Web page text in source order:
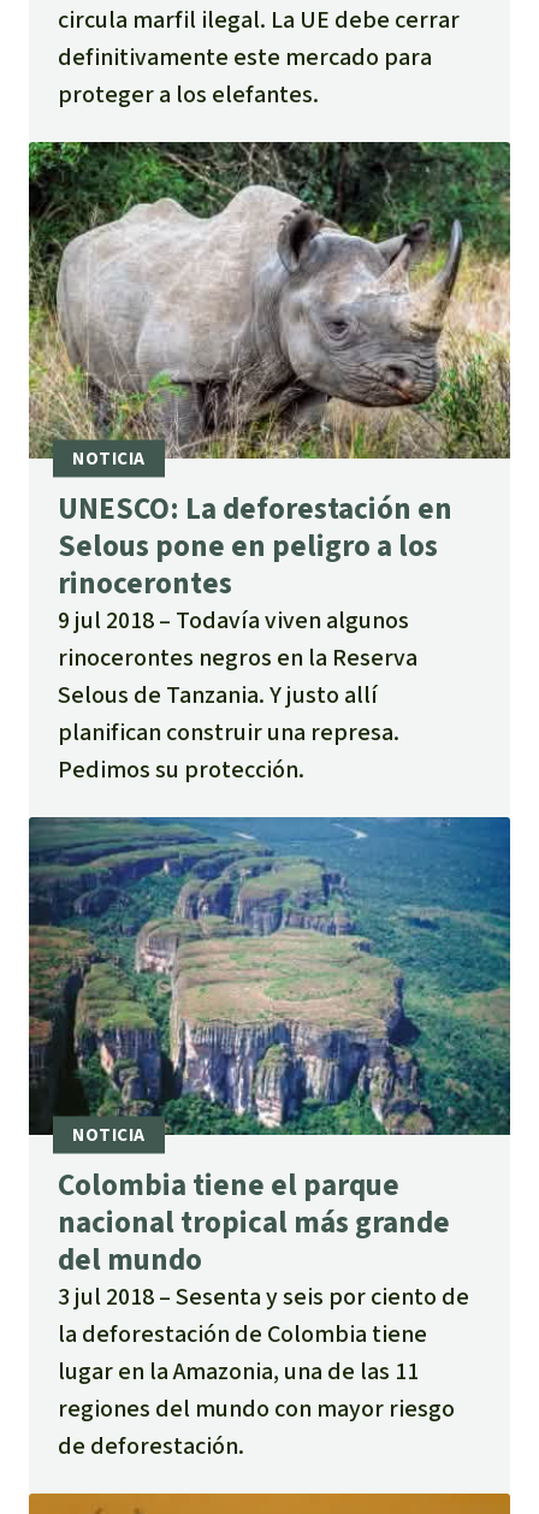
circula marfil ilegal. La UE debe cerrar
definitivamente este mercado para
proteger a los elefantes.
UNESCO: La deforestación en
Selous pone en peligro a los
rinocerontes
9 jul 2018
Todavía viven algunos
rinocerontes negros en la Reserva
Selous de Tanzania. Y justo allí
planifican construir una represa.
Pedimos su protección.
Colombia tiene el parque
nacional tropical más grande
del mundo
3 jul 2018
Sesenta y seis por ciento de
la deforestación de Colombia tiene
lugar en la Amazonia, una de las 11
regiones del mundo con mayor riesgo
de deforestación.